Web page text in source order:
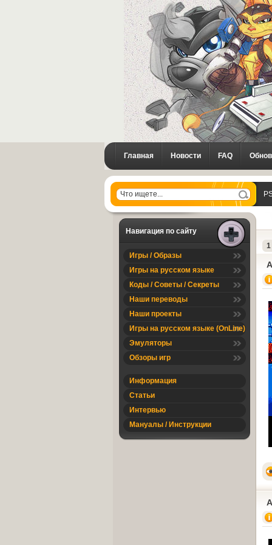
Главная Новости FAQ
Навигация по сайту
Игры / Образы
Игры на русском языке
Коды / Советы / Секреты
Наши переводы
Наши проекты
Игры на русском языке (OnLine)
Эмуляторы
Обзоры игр
Информация
Статьи
Интервью
Мануалы / Инструкции
1